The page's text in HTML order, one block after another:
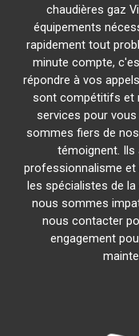
chaudières gaz
équipements
rapidement tout
minute compte,
répondre à vos
sont compétitifs et
services pour
sommes fiers de
témoignent. Ils
professionnalisme
les spécialistes de la
nous sommes
nous contacter
engagement